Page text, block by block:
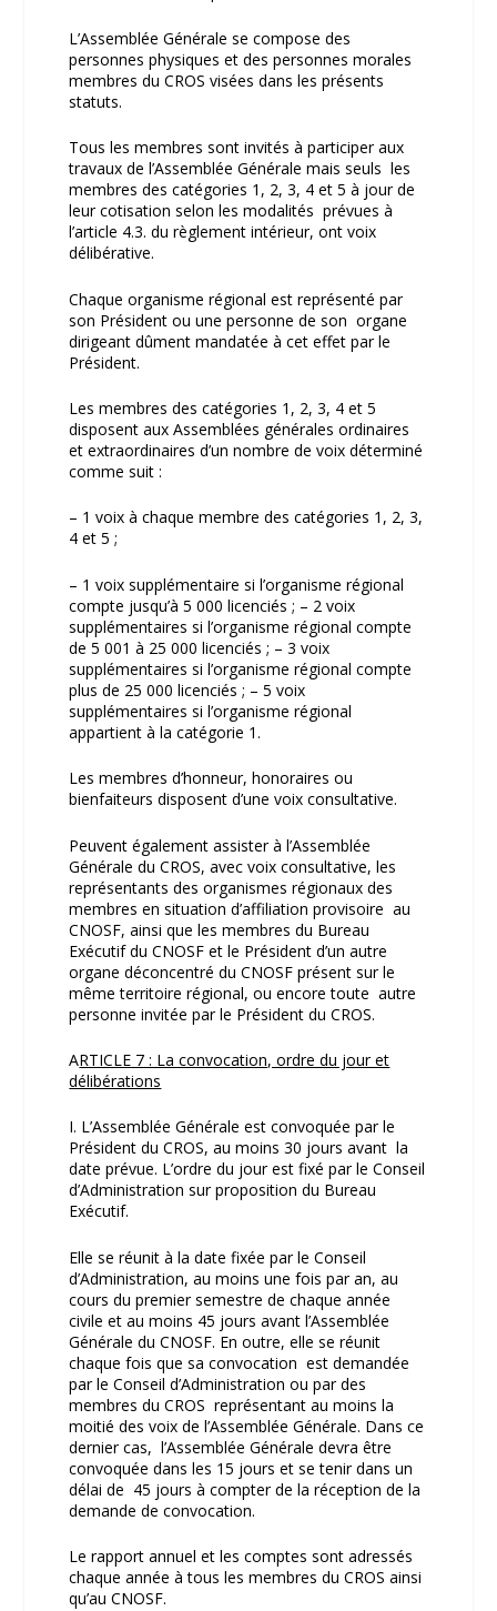
L’Assemblée Générale se compose des
personnes physiques et des personnes morales
membres du CROS visées dans les présents
statuts.
Tous les membres sont invités à participer aux
travaux de l’Assemblée Générale mais seuls les
membres des catégories 1, 2, 3, 4 et 5 à jour de
leur cotisation selon les modalités prévues à
l’article 4.3. du règlement intérieur, ont voix
délibérative.
Chaque organisme régional est représenté par
son Président ou une personne de son organe
dirigeant dûment mandatée à cet effet par le
Président.
Les membres des catégories 1, 2, 3, 4 et 5
disposent aux Assemblées générales ordinaires
et extraordinaires d’un nombre de voix déterminé
comme suit :
– 1 voix à chaque membre des catégories 1, 2, 3,
4 et 5 ;
– 1 voix supplémentaire si l’organisme régional
compte jusqu’à 5 000 licenciés ; – 2 voix
supplémentaires si l’organisme régional compte
de 5 001 à 25 000 licenciés ; – 3 voix
supplémentaires si l’organisme régional compte
plus de 25 000 licenciés ; – 5 voix
supplémentaires si l’organisme régional
appartient à la catégorie 1.
Les membres d’honneur, honoraires ou
bienfaiteurs disposent d’une voix consultative.
Peuvent également assister à l’Assemblée
Générale du CROS, avec voix consultative, les
représentants des organismes régionaux des
membres en situation d’affiliation provisoire au
CNOSF, ainsi que les membres du Bureau
Exécutif du CNOSF et le Président d’un autre
organe déconcentré du CNOSF présent sur le
même territoire régional, ou encore toute autre
personne invitée par le Président du CROS.
ARTICLE 7 : La convocation, ordre du jour et
délibérations
I. L’Assemblée Générale est convoquée par le
Président du CROS, au moins 30 jours avant la
date prévue. L’ordre du jour est fixé par le Conseil
d’Administration sur proposition du Bureau
Exécutif.
Elle se réunit à la date fixée par le Conseil
d’Administration, au moins une fois par an, au
cours du premier semestre de chaque année
civile et au moins 45 jours avant l’Assemblée
Générale du CNOSF. En outre, elle se réunit
chaque fois que sa convocation est demandée
par le Conseil d’Administration ou par des
membres du CROS représentant au moins la
moitié des voix de l’Assemblée Générale. Dans ce
dernier cas, l’Assemblée Générale devra être
convoquée dans les 15 jours et se tenir dans un
délai de 45 jours à compter de la réception de la
demande de convocation.
Le rapport annuel et les comptes sont adressés
chaque année à tous les membres du CROS ainsi
qu’au CNOSF.